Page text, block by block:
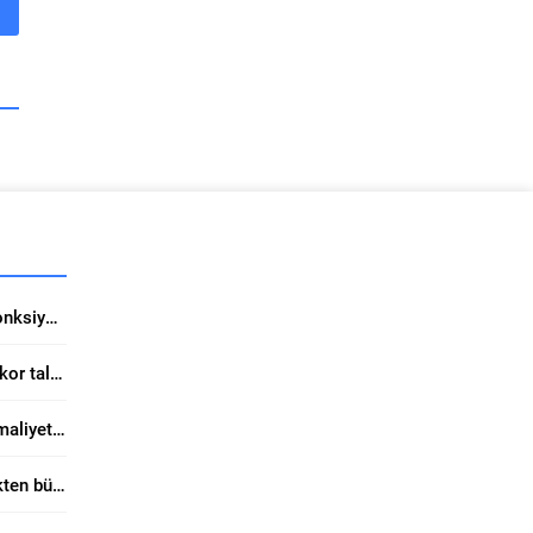
Turkua Halı’da Estetik ve Fonksiyon Bir Arada
ŞA-RA Enerji halka arzda rekor talep topladı
Kaliteli boya tercihi tadilat maliyetini ciddi düşürüyor
Form Sunviatube ile elektrikten büyük tasarruf sağlıyor